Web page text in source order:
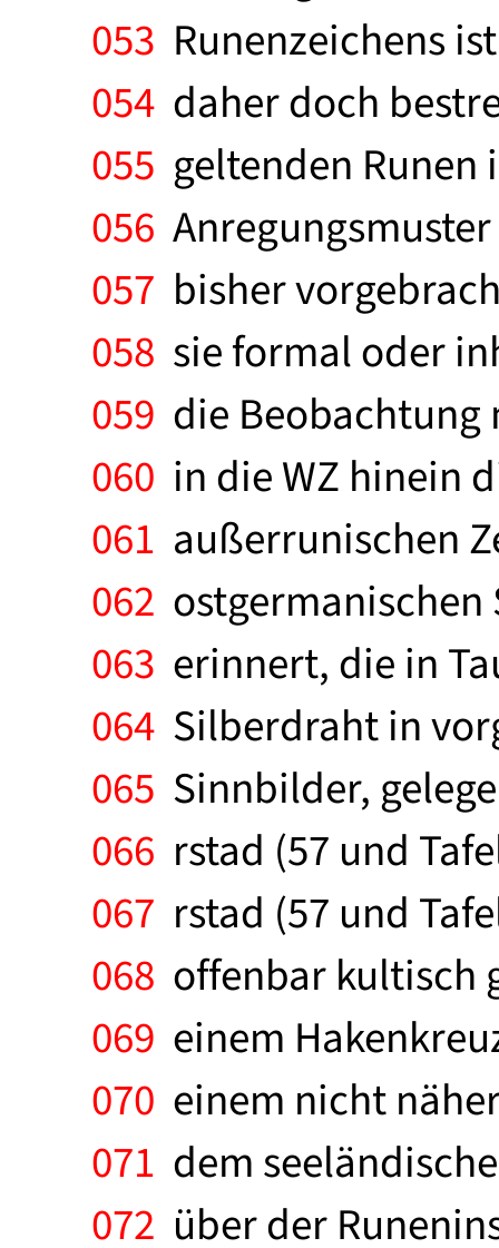
053 Runenzeichens
054 daher doch
055 geltenden
056
057 bisher
058 sie formal oder
059 die Beobachtung
060 in die WZ hinein
061 außerrunischen
062
063 erinnert, die in
064 Silberdraht in
065 Sinnbilder,
066 rstad (57 und
067 rstad (57 und
068 offenbar kultisch
069 einem
070 einem nicht
071 dem
072 über der